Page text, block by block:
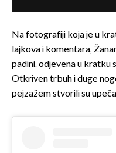
Na fotografiji koja je u
lajkova i komentara,
padini, odjevena u kratku
Otkriven trbuh i duge
pejzažem stvorili su